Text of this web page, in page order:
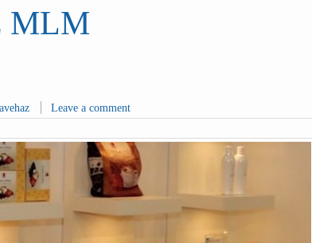
MLM
Leave a comment